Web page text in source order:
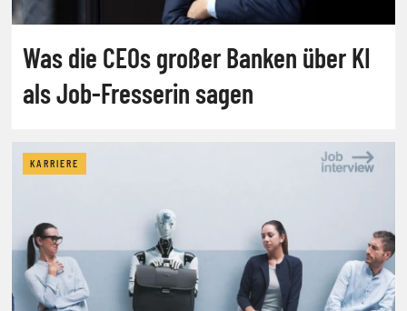
Was die CEOs großer Banken über KI
als Job-Fresserin sagen
KARRIERE